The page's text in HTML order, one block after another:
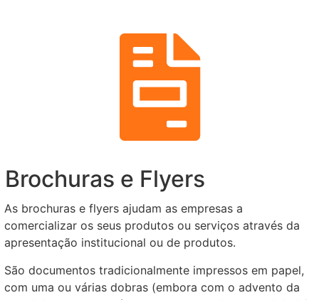
Brochuras e Flyers
As brochuras e flyers ajudam as empresas a
comercializar os seus produtos ou serviços através da
apresentação institucional ou de produtos.
São documentos tradicionalmente impressos em papel,
com uma ou várias dobras (embora com o advento da